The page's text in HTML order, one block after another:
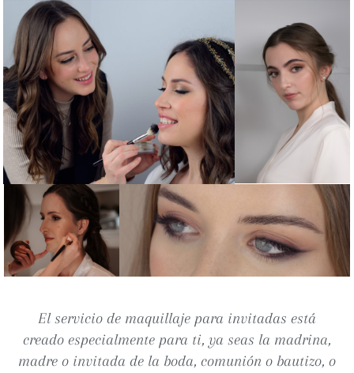
El servicio de maquillaje para invitadas está
creado especialmente para ti, ya seas la madrina,
madre o invitada de la boda, comunión o bautizo, o